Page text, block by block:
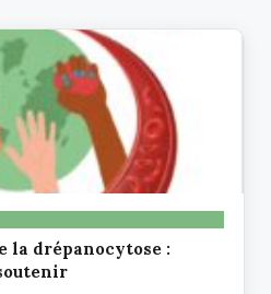
la drépanocytose :